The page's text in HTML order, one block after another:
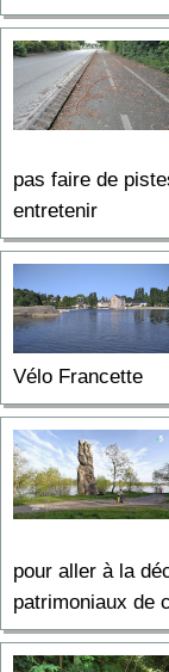
pas faire de
entretenir
Vélo Francette
pour aller à la
patrimoniaux de